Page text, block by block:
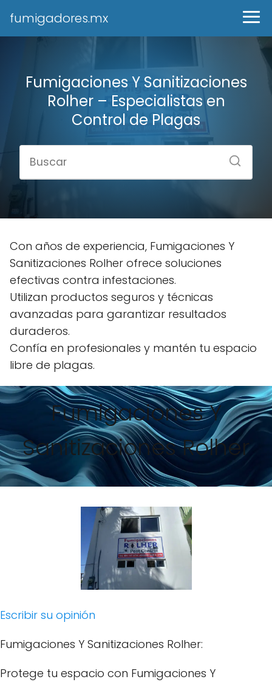
fumigadores.mx
Fumigaciones Y Sanitizaciones
Rolher – Especialistas en
Control de Plagas
Con años de experiencia, Fumigaciones Y
Sanitizaciones Rolher ofrece soluciones
efectivas contra infestaciones.
Utilizan productos seguros y técnicas
avanzadas para garantizar resultados
duraderos.
Confía en profesionales y mantén tu espacio
libre de plagas.
Fumigaciones Y
Sanitizaciones Rolher
Escribir su opinión
Fumigaciones Y Sanitizaciones Rolher:
Protege tu espacio con Fumigaciones Y